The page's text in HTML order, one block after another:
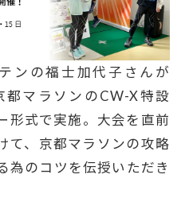
用者の声
CHART
ンの福士加代子さんが
都マラソンのCW-X特設
形式で実施。大会を直前
て、京都マラソンの攻略
為のコツを伝授いただき